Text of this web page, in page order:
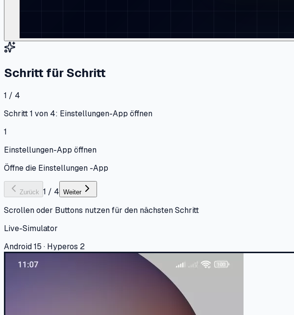
Schritt für Schritt
1 / 4
Schritt 1 von 4: Einstellungen-App öffnen
1
Einstellungen-App öffnen
Öffne die Einstellungen -App
Zurück 1 / 4 Weiter
Scrollen oder Buttons nutzen für den nächsten Schritt
Live-Simulator
Android 15 · Hyperos 2